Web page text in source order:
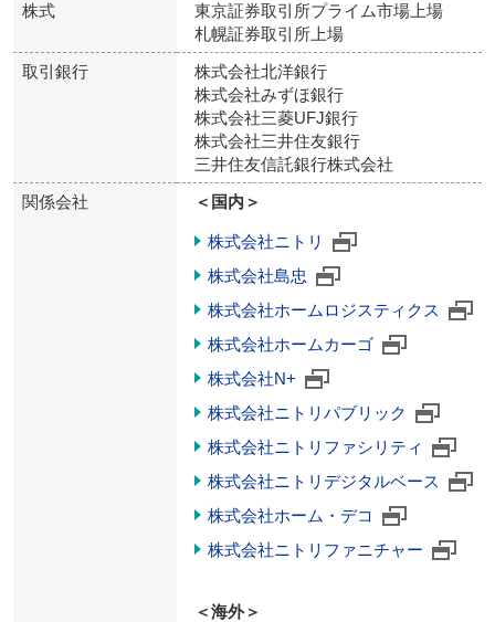
株式
東京証券取引所プライム市場上場
札幌証券取引所上場
取引銀行
株式会社北洋銀行
株式会社みずほ銀行
株式会社三菱UFJ銀行
株式会社三井住友銀行
三井住友信託銀行株式会社
関係会社
＜国内＞
株式会社ニトリ
株式会社島忠
株式会社ホームロジスティクス
株式会社ホームカーゴ
株式会社N+
株式会社ニトリパブリック
株式会社ニトリファシリティ
株式会社ニトリデジタルベース
株式会社ホーム・デコ
株式会社ニトリファニチャー
＜海外＞